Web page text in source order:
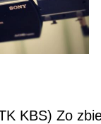
KBS) Zo